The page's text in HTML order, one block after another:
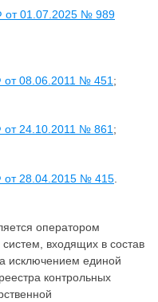
от 01.07.2025 № 989
от 08.06.2011 № 451 ;
от 24.10.2011 № 861 ;
от 28.04.2015 № 415
оператором
входящих в состав
исключением единой
контрольных